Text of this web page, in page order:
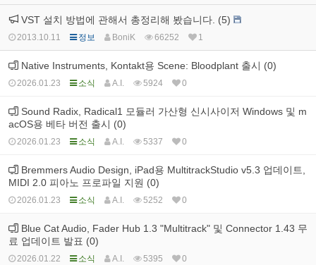
VST 설치 방법에 관해서 총정리해 봤습니다. (5)
2013.10.11 정보 BoniK 66252 1
Native Instruments, Kontakt용 Scene: Bloodplant 출시 (0)
2026.01.23 소식 A.I. 5924 0
Sound Radix, Radical1 모듈러 가산형 신시사이저 Windows 및 m
acOS용 베타 버전 출시 (0)
2026.01.23 소식 A.I. 5337 0
Bremmers Audio Design, iPad용 MultitrackStudio v5.3 업데이트,
MIDI 2.0 피아노 프로파일 지원 (0)
2026.01.23 소식 A.I. 5252 0
Blue Cat Audio, Fader Hub 1.3 "Multitrack" 및 Connector 1.43 무
료 업데이트 발표 (0)
2026.01.22 소식 A.I. 5395 0